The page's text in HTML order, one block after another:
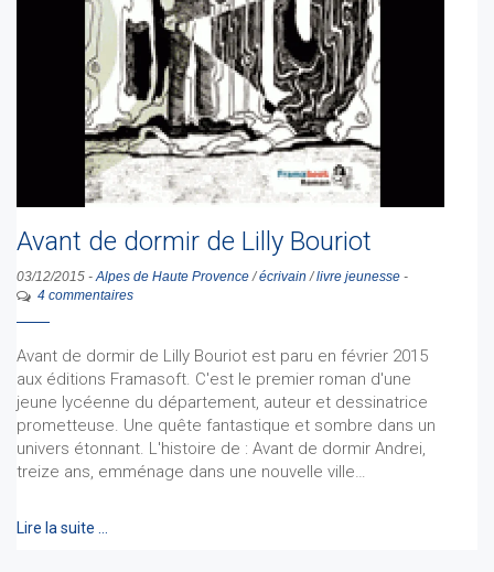
Avant de dormir de Lilly Bouriot
03/12/2015 -Alpes de Haute Provence/écrivain /livre jeunesse -
4 commentaires
Avant de dormir de Lilly Bouriot est paru en février 2015
aux éditions Framasoft. C'est le premier roman d'une
jeune lycéenne du département, auteur et dessinatrice
prometteuse. Une quête fantastique et sombre dans un
univers étonnant. L'histoire de : Avant de dormir Andrei,
treize ans, emménage dans une nouvelle ville…
Lire la suite …